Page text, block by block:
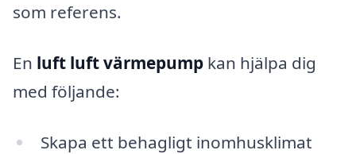
som referens.
En luft luft värmepump kan hjälpa dig
med följande:
Skapa ett behagligt inomhusklimat